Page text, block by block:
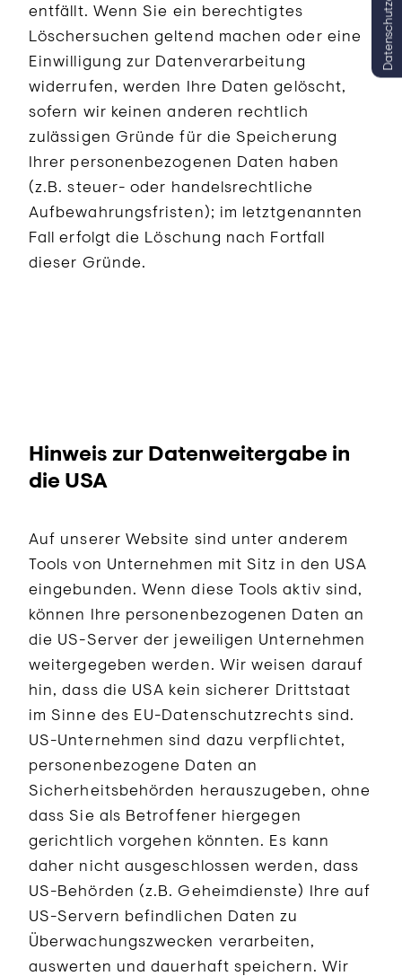
entfällt. Wenn Sie ein berechtigtes
Löschersuchen geltend machen oder eine
Einwilligung zur Datenverarbeitung
widerrufen, werden Ihre Daten gelöscht,
sofern wir keinen anderen rechtlich
zulässigen Gründe für die Speicherung
Ihrer personenbezogenen Daten haben
(z.B. steuer- oder handelsrechtliche
Aufbewahrungsfristen); im letztgenannten
Fall erfolgt die Löschung nach Fortfall
dieser Gründe.
Hinweis zur Datenweitergabe in
die USA
Auf unserer Website sind unter anderem
Tools von Unternehmen mit Sitz in den USA
eingebunden. Wenn diese Tools aktiv sind,
können Ihre personenbezogenen Daten an
die US-Server der jeweiligen Unternehmen
weitergegeben werden. Wir weisen darauf
hin, dass die USA kein sicherer Drittstaat
im Sinne des EU-Datenschutzrechts sind.
US-Unternehmen sind dazu verpflichtet,
personenbezogene Daten an
Sicherheitsbehörden herauszugeben, ohne
dass Sie als Betroffener hiergegen
gerichtlich vorgehen könnten. Es kann
daher nicht ausgeschlossen werden, dass
US-Behörden (z.B. Geheimdienste) Ihre auf
US-Servern befindlichen Daten zu
Überwachungszwecken verarbeiten,
auswerten und dauerhaft speichern. Wir